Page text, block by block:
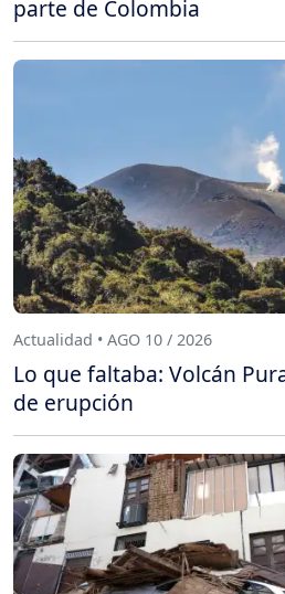
parte de Colombia
Actualidad • AGO 10 / 2026
Lo que faltaba: Volcán
de erupción